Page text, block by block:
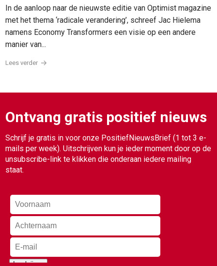
In de aanloop naar de nieuwste editie van Optimist magazine
met het thema ‘radicale verandering’, schreef Jac Hielema
namens Economy Transformers een visie op een andere
manier van...
Lees verder
Ontvang gratis positief nieuws
Schrijf je gratis in voor onze PositiefNieuwsBrief (1 tot 3 e-
mails per week). Uitschrijven kun je ieder moment door op de
unsubscribe-link te klikken die onderaan iedere mailing
staat.